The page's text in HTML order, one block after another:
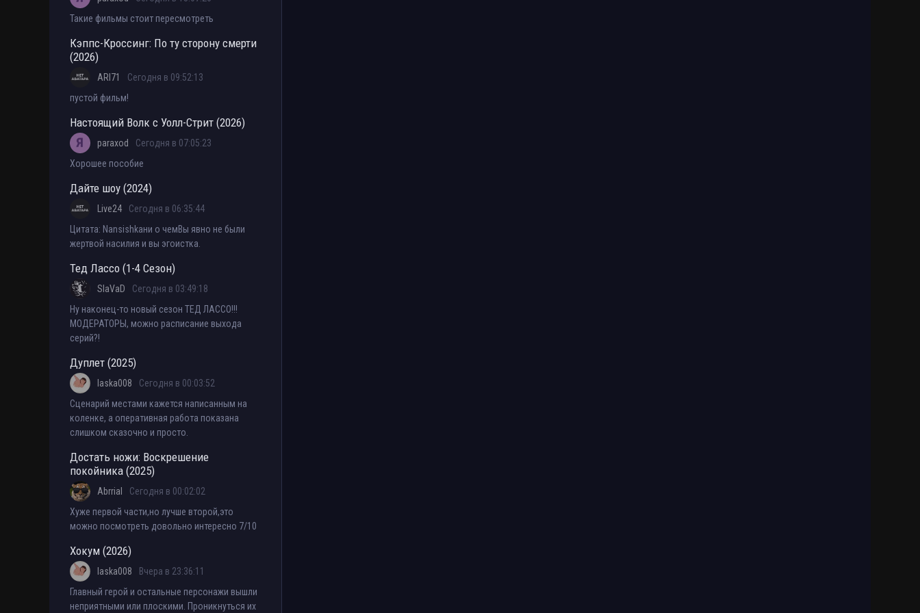
Такие фильмы стоит пересмотреть
Кэппс-Кроссинг: По ту сторону смерти
(2026)
ARI71
Сегодня в 09:52:13
пустой фильм!
Настоящий Волк с Уолл-Стрит (2026)
paraxod
Сегодня в 07:05:23
Хорошее пособие
Дайте шоу (2024)
Live24
Сегодня в 06:35:44
Цитата: Nansishkaни о чемВы явно не были
жертвой насилия и вы эгоистка.
Тед Лассо (1-4 Сезон)
SlaVaD
Сегодня в 03:49:18
Ну наконец-то новый сезон ТЕД ЛАССО!!!
МОДЕРАТОРЫ, можно расписание выхода
серий?!
Дуплет (2025)
laska008
Сегодня в 00:03:52
Сценарий местами кажется написанным на
коленке, а оперативная работа показана
слишком сказочно и просто.
Достать ножи: Воскрешение
покойника (2025)
Abrrial
Сегодня в 00:02:02
Хуже первой части,но лучше второй,это
можно посмотреть довольно интересно 7/10
Хокум (2026)
laska008
Вчера в 23:36:11
Главный герой и остальные персонажи вышли
неприятными или плоскими. Проникнуться их